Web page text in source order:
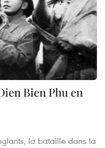
Bien Phu en
la bataille dans la